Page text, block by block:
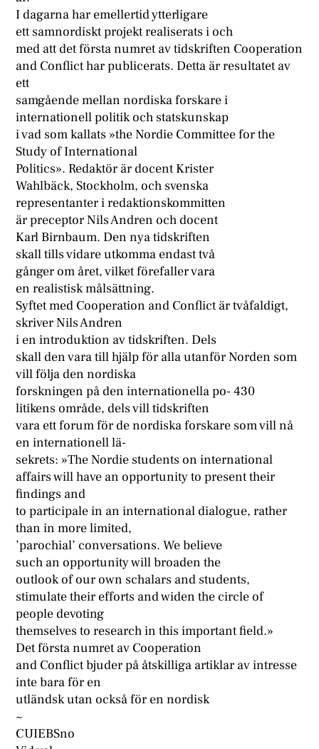
I dagarna har emellertid ytterligare
ett samnordiskt projekt realiserats i och
med att det första numret av tidskriften Cooperation
and Conflict har publicerats. Detta är resultatet av
ett
samgående mellan nordiska forskare i
internationell politik och statskunskap
i vad som kallats »the Nordie Committee for the
Study of International
Politics». Redaktör är docent Krister
Wahlbäck, Stockholm, och svenska
representanter i redaktionskommitten
är preceptor Nils Andren och docent
Karl Birnbaum. Den nya tidskriften
skall tills vidare utkomma endast två
gånger om året, vilket förefaller vara
en realistisk målsättning.
Syftet med Cooperation and Conflict är tvåfaldigt,
skriver Nils Andren
i en introduktion av tidskriften. Dels
skall den vara till hjälp för alla utanför Norden som
vill följa den nordiska
forskningen på den internationella po- 430
litikens område, dels vill tidskriften
vara ett forum för de nordiska forskare som vill nå
en internationell lä-
sekrets: »The Nordie students on international
affairs will have an opportunity to present their
findings and
to participale in an international dialogue, rather
than in more limited,
’parochial’ conversations. We believe
such an opportunity will broaden the
outlook of our own schalars and students,
stimulate their efforts and widen the circle of
people devoting
themselves to research in this important field.»
Det första numret av Cooperation
and Conflict bjuder på åtskilliga artiklar av intresse
inte bara för en
utländsk utan också för en nordisk
~
CUIEBSno